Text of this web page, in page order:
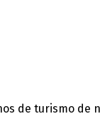
de turismo de